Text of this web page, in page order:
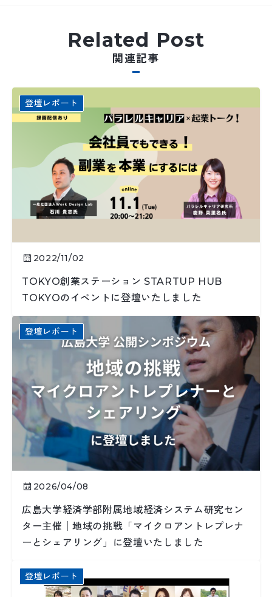
Related Post
関連記事
登壇レポート
2022/11/02
TOKYO創業ステーション STARTUP HUB
TOKYOのイベントに登壇いたしました
登壇レポート
2026/04/08
広島大学経済学部附属地域経済システム研究セン
ター主催│地域の挑戦「マイクロアントレプレナ
ーとシェアリング」に登壇いたしました
登壇レポート